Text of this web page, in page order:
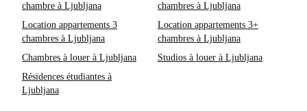
chambre à Ljubljana
chambres à Ljubljana
Location appartements 3
chambres à Ljubljana
Location appartements 3+
chambres à Ljubljana
Chambres à louer à Ljubljana
Studios à louer à Ljubljana
Résidences étudiantes à
Ljubljana